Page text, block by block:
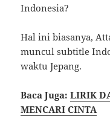
Indonesia?
Hal ini biasanya,
muncul subtitle
waktu Jepang.
Baca Juga:LIRIK
MENCARI CINTA